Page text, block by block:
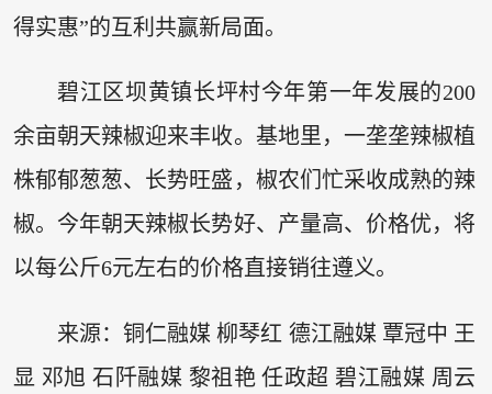
得实惠”的互利共赢新局面。
碧江区坝黄镇长坪村今年第一年发展的200
余亩朝天辣椒迎来丰收。基地里，一垄垄辣椒植
株郁郁葱葱、长势旺盛，椒农们忙采收成熟的辣
椒。今年朝天辣椒长势好、产量高、价格优，将
以每公斤6元左右的价格直接销往遵义。
来源：铜仁融媒 柳琴红 德江融媒 覃冠中 王
显 邓旭 石阡融媒 黎祖艳 任政超 碧江融媒 周云